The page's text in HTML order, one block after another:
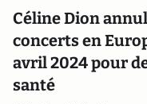
Céline Dion
concerts en
avril 2024 pour
santé